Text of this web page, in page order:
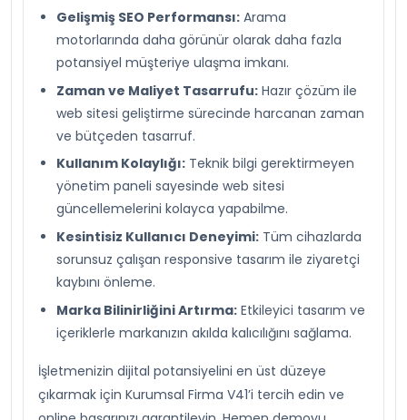
Gelişmiş SEO Performansı: Arama
motorlarında daha görünür olarak daha fazla
potansiyel müşteriye ulaşma imkanı.
Zaman ve Maliyet Tasarrufu: Hazır çözüm ile
web sitesi geliştirme sürecinde harcanan zaman
ve bütçeden tasarruf.
Kullanım Kolaylığı: Teknik bilgi gerektirmeyen
yönetim paneli sayesinde web sitesi
güncellemelerini kolayca yapabilme.
Kesintisiz Kullanıcı Deneyimi: Tüm cihazlarda
sorunsuz çalışan responsive tasarım ile ziyaretçi
kaybını önleme.
Marka Bilinirliğini Artırma: Etkileyici tasarım ve
içeriklerle markanızın akılda kalıcılığını sağlama.
İşletmenizin dijital potansiyelini en üst düzeye
çıkarmak için Kurumsal Firma V41’i tercih edin ve